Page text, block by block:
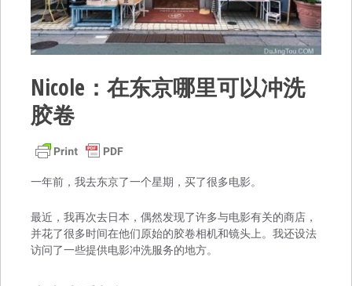
Nicole：在东京哪里可以冲洗
胶卷
一年前，我去东京了一个星期，买了很多电影。
最近，我再次去日本，偶然发现了许多与电影有关的商店，
并花了很多时间在他们原始的胶卷相机和镜头上。我还设法
访问了一些提供电影冲洗服务的地方。